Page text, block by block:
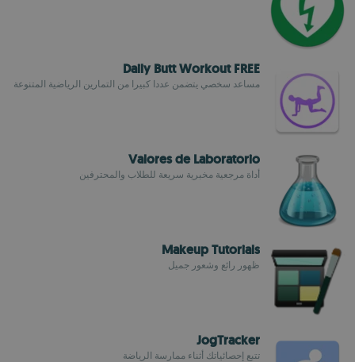
Daily Butt Workout FREE
مساعد سخصي يتضمن عددا كبيرا من التمارين الرياضية المتنوعة
Valores de Laboratorio
أداة مرجعية مخبرية سريعة للطلاب والمحترفين
Makeup Tutorials
ظهور رائع وشعور جميل
JogTracker
تتبع إحصائياتك أثناء ممارسة الرياضة